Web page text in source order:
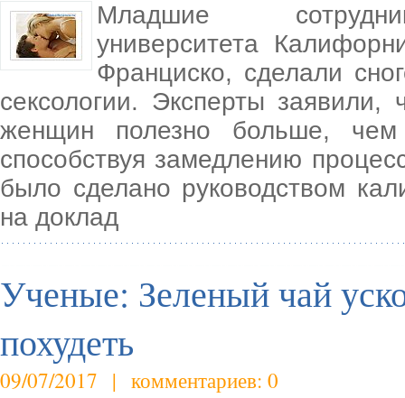
Младшие
университета
Франциско, сделали
сексологии. Эксперты заявили,
женщин полезно больше,
способствуя замедлению
было сделано руководством
на доклад
Ученые: Зеленый чай
похудеть
09/07/2017 | комментариев: 0